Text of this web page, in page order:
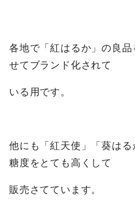
各地で「紅はるか」の良
せてブランド化されて
いる用です。
他にも「紅天使」「葵は
糖度をとても高くして
販売さてています。